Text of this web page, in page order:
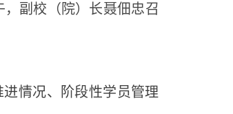
，副校（院）长聂佃忠召
情况、阶段性学员管理